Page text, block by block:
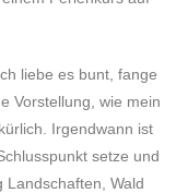
liebe es bunt, fange
Vor­stel­lung, wie mein
Irgend­wann ist
setze und
Land­schaf­ten, Wald